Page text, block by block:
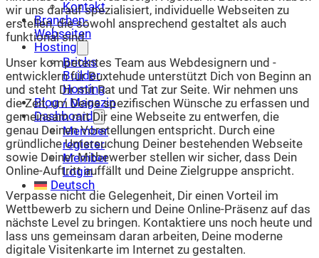
Kontakt
Branchen-
Webseiten
Hosting
Bricks
Builder
Hosting
Blog / Magazin
Dashboard
Member
register
Member
Login
Deutsch
wir uns darauf spezialisiert, individuelle Webseiten zu
erstellen, die sowohl ansprechend gestaltet als auch
funktional sind.
Unser kompetentes Team aus Webdesignern und -
entwicklern für Buxtehude unterstützt Dich von Beginn an
und steht Dir mit Rat und Tat zur Seite. Wir nehmen uns
die Zeit, um Deine spezifischen Wünsche zu erfassen und
gemeinsam mit Dir eine Webseite zu entwerfen, die
genau Deinen Vorstellungen entspricht. Durch eine
gründliche Untersuchung Deiner bestehenden Webseite
sowie Deiner Mitbewerber stellen wir sicher, dass Dein
Online-Auftritt auffällt und Deine Zielgruppe anspricht.
Verpasse nicht die Gelegenheit, Dir einen Vorteil im
Wettbewerb zu sichern und Deine Online-Präsenz auf das
nächste Level zu bringen. Kontaktiere uns noch heute und
lass uns gemeinsam daran arbeiten, Deine moderne
digitale Visitenkarte im Internet zu gestalten.